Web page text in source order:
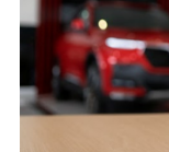
Phòng Khám
Marketing
Năm 2025
AVT Group và
Riêng: Nâng